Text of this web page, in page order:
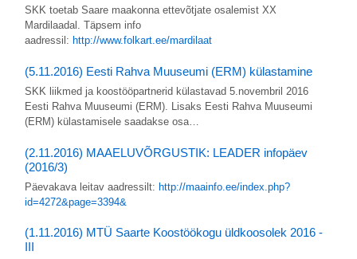
SKK toetab Saare maakonna ettevõtjate osalemist XX
Mardilaadal. Täpsem info
aadressil: http://www.folkart.ee/mardilaat
(5.11.2016) Eesti Rahva Muuseumi (ERM) külastamine
SKK liikmed ja koostööpartnerid külastavad 5.novembril 2016
Eesti Rahva Muuseumi (ERM). Lisaks Eesti Rahva Muuseumi
(ERM) külastamisele saadakse osa…
(2.11.2016) MAAELUVÕRGUSTIK: LEADER infopäev
(2016/3)
Päevakava leitav aadressilt: http://maainfo.ee/index.php?
id=4272&page=3394&
(1.11.2016) MTÜ Saarte Koostöökogu üldkoosolek 2016 -
III